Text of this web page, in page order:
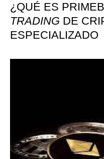
¿QUÉ ES
TRADING DE
ESPECIALIZADO